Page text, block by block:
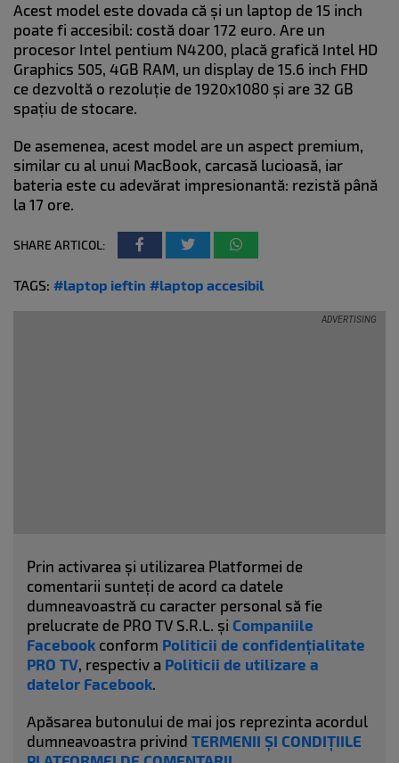
Acest model este dovada că și un laptop de 15 inch
poate fi accesibil: costă doar 172 euro. Are un
procesor Intel pentium N4200, placă grafică Intel HD
Graphics 505, 4GB RAM, un display de 15.6 inch FHD
ce dezvoltă o rezoluție de 1920x1080 și are 32 GB
spațiu de stocare.
De asemenea, acest model are un aspect premium,
similar cu al unui MacBook, carcasă lucioasă, iar
bateria este cu adevărat impresionantă: rezistă până
la 17 ore.
SHARE ARTICOL:
TAGS: #laptop ieftin #laptop accesibil
Prin activarea și utilizarea Platformei de
comentarii sunteți de acord ca datele
dumneavoastră cu caracter personal să fie
prelucrate de PRO TV S.R.L. și Companiile
Facebook conform Politicii de confidențialitate
PRO TV, respectiv a Politicii de utilizare a
datelor Facebook.
Apăsarea butonului de mai jos reprezinta acordul
dumneavoastra privind TERMENII ȘI CONDIȚIILE